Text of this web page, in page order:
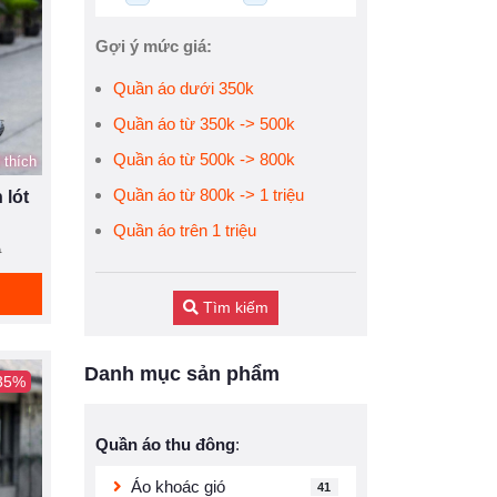
thích
lót
Gợi ý mức giá:
Quần áo dưới 350k
Quần áo từ 350k -> 500k
Quần áo từ 500k -> 800k
Quần áo từ 800k -> 1 triệu
Quần áo trên 1 triệu
Tìm kiếm
Danh mục sản phẩm
Quần áo thu đông:
Áo khoác gió 41